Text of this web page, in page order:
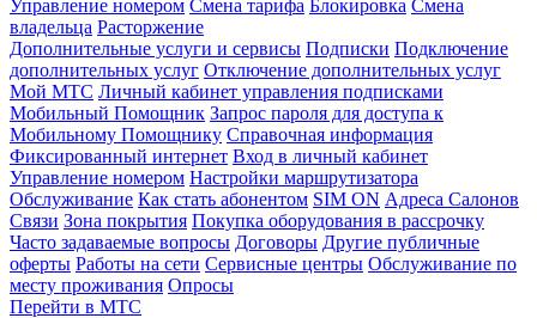
Управление номером Смена тарифа Блокировка Смена
владельца Расторжение
Дополнительные услуги и сервисы Подписки Подключение
дополнительных услуг Отключение дополнительных услуг
Мой МТС Личный кабинет управления подписками
Мобильный Помощник Запрос пароля для доступа к
Мобильному Помощнику Справочная информация
Фиксированный интернет Вход в личный кабинет
Управление номером Настройки маршрутизатора
Обслуживание Как стать абонентом SIM ON Адреса Салонов
Связи Зона покрытия Покупка оборудования в рассрочку
Часто задаваемые вопросы Договоры Другие публичные
оферты Работы на сети Сервисные центры Обслуживание по
месту проживания Опросы
Перейти в МТС